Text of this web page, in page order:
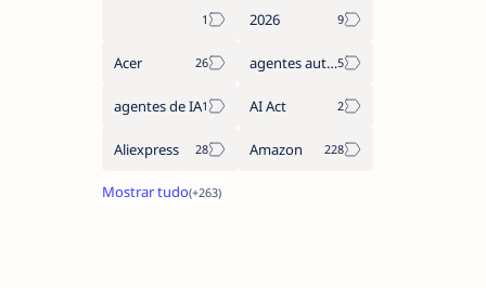
2026
Acer agentes autónomos
agentes de IA AI Act
Aliexpress Amazon